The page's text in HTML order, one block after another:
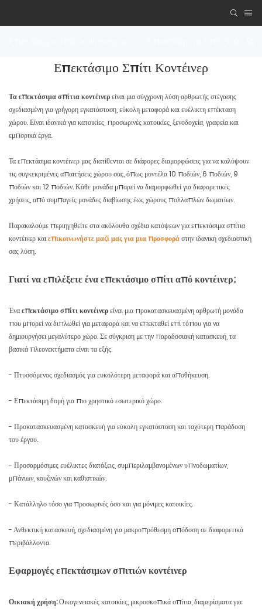
Επεκτάσιμο Σπίτι Κοντέινερ
Τα επεκτάσιμα σπίτια κοντέινερείναι μια σύγχρονη λύση αρθρωτής στέγασης
σχεδιασμένη για γρήγορη εγκατάσταση, εύκολη μεταφορά και ευέλικτη επέκταση
χώρου. Είναι ιδανικά για κατοικίες, προσωρινές κατοικίες, ξενοδοχεία, γραφεία και
εμπορικά έργα.
Τα επεκτάσιμα κοντέινερ μας διατίθενται σε διάφορες διαμορφώσεις για να καλύψουν
τις συγκεκριμένες απαιτήσεις χώρου σας, όπως μοντέλα 10 ποδιών, 6 ποδιών, 9
ποδιών και 12 ποδιών. Κάθε μονάδα μπορεί να διαμορφωθεί για διαφορετικές
χρήσεις, από συμπαγείς μονάδες διαβίωσης έως χώρους πολλαπλών δωματίων.
Παρακαλούμε περιηγηθείτε στα ακόλουθα σχέδια κατόψεων για επεκτάσιμα σπίτια
κοντέινερ καιεπικοινωνήστε μαζί μας για μια προσφοράστην ιδανική σχεδιαστική
σας λύση.
Γιατί να επιλέξετε ένα επεκτάσιμο σπίτι από κοντέινερ;
Έναεπεκτάσιμο σπίτι κοντέινερείναι μια προκατασκευασμένη αρθρωτή μονάδα
που μπορεί να διπλωθεί για μεταφορά και να επεκταθεί επί τόπου για να
δημιουργήσει μεγαλύτερο χώρο. Σε σύγκριση με την παραδοσιακή κατασκευή, τα
βασικά πλεονεκτήματα είναι τα εξής:
- Πτυσσόμενος σχεδιασμός για ευκολότερη μεταφορά και αποθήκευση.
- Επεκτάσιμη δομή για πιο χρηστικό εσωτερικό χώρο.
- Προκατασκευασμένη κατασκευή για εύκολη εγκατάσταση και ταχύτερη παράδοση
του έργου.
- Προσαρμόσιμες ευέλικτες διατάξεις, συμπεριλαμβανομένων υπνοδωματίων,
μπάνιων, κουζινών και καθιστικών.
- Κατάλληλο τόσο για προσωρινές όσο και για μόνιμες κατοικίες.
- Ανθεκτική κατασκευή, σχεδιασμένη για μακροπρόθεσμη απόδοση σε διαφορετικά
περιβάλλοντα.
Εφαρμογές επεκτάσιμων σπιτιών κοντέινερ
Οικιακή χρήση:Οικογενειακές κατοικίες, μικροσκοπικά σπίτια, διαμερίσματα για